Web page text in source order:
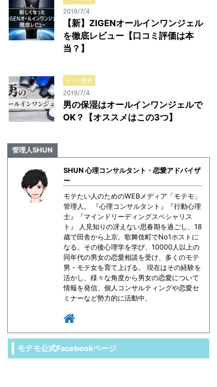
2019/7/4
【新】ZIGENオールインワンジェル
を徹底レビュー【口コミ評価は本
当？】
メンズ美容
2019/7/4
男の保湿はオールインワンジェルで
OK？【オススメはこの3つ】
管理人SHUN
SHUN 心理コンサルタント・恋愛アドバイザ
ー
モテたい人のためのWEBメディア「モテモ」
管理人。 『心理コンサルタント』『行動心理
士』『マインドリーディングスペシャリス
ト』 人見知りの冴えない思春期を過ごし、18
歳で田舎から上京。歌舞伎町でNo1ホストに
なる。その後心理学を学び、10000人以上の
同年代の男女の恋愛相談を受け、多くのモテ
男・モテ女を育て上げる。 現在はその経験を
活かし、様々な角度から男女の恋愛について
情報を発信、個人コンサルティングや恋愛セ
ミナーなど勢力的に活動中。
モテモ公式Facebookページ